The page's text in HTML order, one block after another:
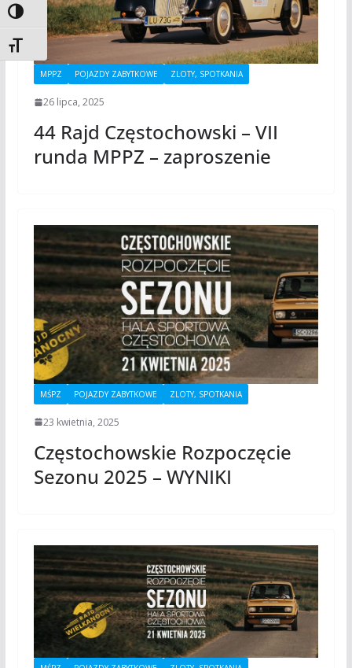
Toggle High Contrast
Toggle Font size
MPPZ POJAZDY ZABYTKOWE ZLOTY, SPOTKANIA
26 lipca, 2025
44 Rajd Częstochowski – VII
runda MPPZ – zaproszenie
MŚPZ POJAZDY ZABYTKOWE ZLOTY, SPOTKANIA
23 kwietnia, 2025
Częstochowskie Rozpoczęcie
Sezonu 2025 – WYNIKI